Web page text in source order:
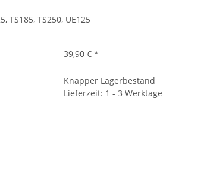
TS185, TS250, UE125
39,90 € *
Knapper Lagerbestand
Lieferzeit: 1 - 3 Werktage